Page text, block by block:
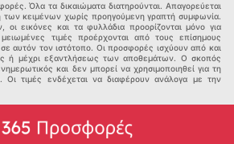
Όλα τα δικαιώματα διατηρούνται. Απαγορεύεται
των κειμένων χωρίς προηγούμενη γραπτή συμφωνία.
εικόνες και τα φυλλάδια προορίζονται μόνο για
τιμές προέρχονται από τους επίσημους
αυτόν τον ιστότοπο. Οι προσφορές ισχύουν από και
ή μέχρι εξαντλήσεως των αποθεμάτων. Ο σκοπός
και δεν μπορεί να χρησιμοποιηθεί για τη
Οι τιμές ενδέχεται να διαφέρουν ανάλογα με την